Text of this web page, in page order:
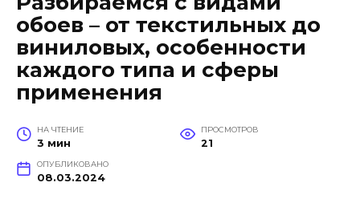
обоев – от текстильных до
виниловых, особенности
каждого типа и сферы
применения
НА ЧТЕНИЕ
3 мин
ПРОСМОТРОВ
21
ОПУБЛИКОВАНО
08.03.2024